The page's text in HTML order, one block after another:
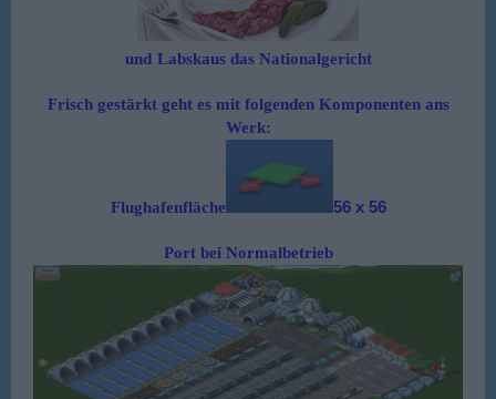
und Labskaus das Nationalgericht
Frisch gestärkt geht es mit folgenden Komponenten ans
Werk:
Flughafenfläche 56 x 56
Port bei Normalbetrieb